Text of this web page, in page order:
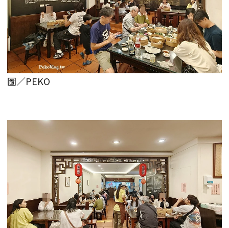
圖／PEKO